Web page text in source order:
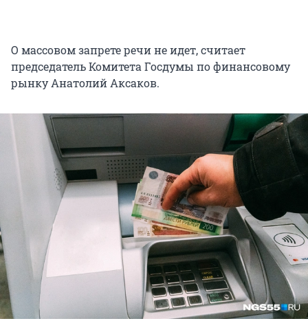
О массовом запрете речи не идет, считает
председатель Комитета Госдумы по финансовому
рынку Анатолий Аксаков.